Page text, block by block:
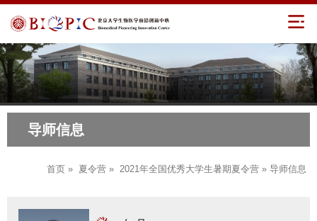
导师信息
首页 » 夏令营 » 2021年全国优秀大学生暑期夏令营 » 导师信息